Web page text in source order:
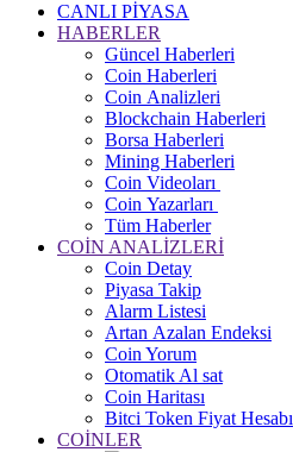
CANLI PİYASA
HABERLER
Güncel Haberleri
Coin Haberleri
Coin Analizleri
Blockchain Haberleri
Borsa Haberleri
Mining Haberleri
Coin Videoları
Coin Yazarları
Tüm Haberler
COİN ANALİZLERİ
Coin Detay
Piyasa Takip
Alarm Listesi
Artan Azalan Endeksi
Coin Yorum
Otomatik Al sat
Coin Haritası
Bitci Token Fiyat Hesabı
COİNLER